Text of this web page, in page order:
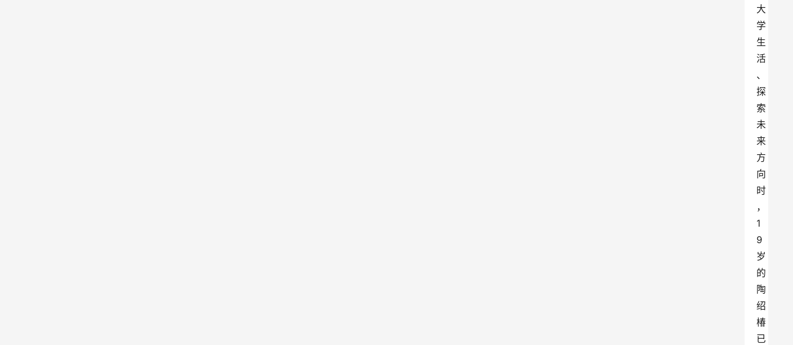
大
学
生
活
、
探
索
未
来
方
向
时
，
1
9
岁
的
陶
绍
椿
已